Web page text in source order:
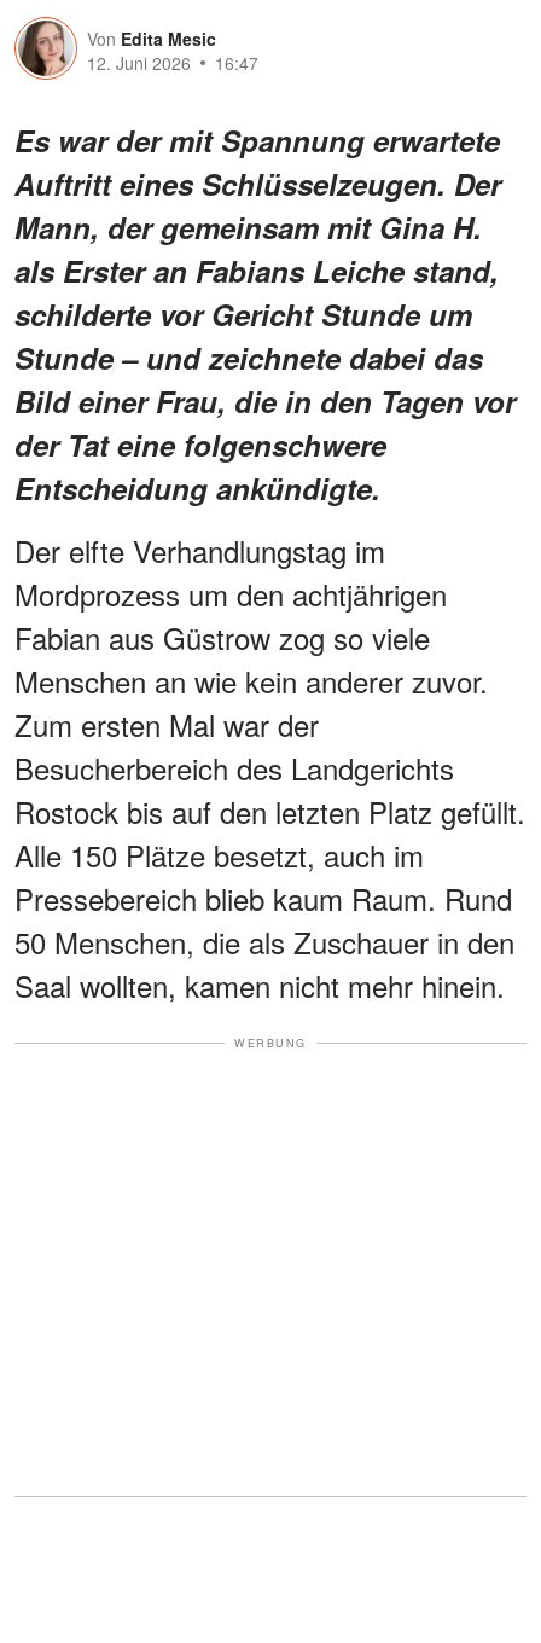
Von Edita Mesic
12. Juni 2026
16:47
Es war der mit Spannung erwartete
Auftritt eines Schlüsselzeugen. Der
Mann, der gemeinsam mit Gina H.
als Erster an Fabians Leiche stand,
schilderte vor Gericht Stunde um
Stunde – und zeichnete dabei das
Bild einer Frau, die in den Tagen vor
der Tat eine folgenschwere
Entscheidung ankündigte.
Der elfte Verhandlungstag im
Mordprozess um den achtjährigen
Fabian aus Güstrow zog so viele
Menschen an wie kein anderer zuvor.
Zum ersten Mal war der
Besucherbereich des Landgerichts
Rostock bis auf den letzten Platz gefüllt.
Alle 150 Plätze besetzt, auch im
Pressebereich blieb kaum Raum. Rund
50 Menschen, die als Zuschauer in den
Saal wollten, kamen nicht mehr hinein.
WERBUNG